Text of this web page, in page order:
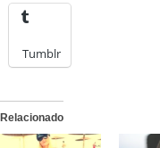
Tumblr
Relacionado